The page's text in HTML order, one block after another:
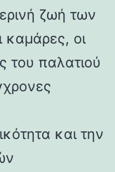
ζωή των
καμάρες, οι
του παλατιού
και την